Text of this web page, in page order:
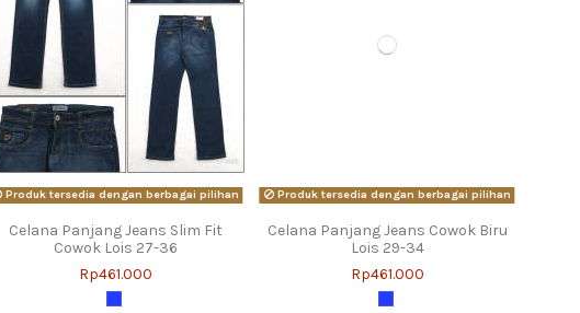
Produk tersedia dengan berbagai pilihan
Celana Panjang Jeans Slim Fit
Cowok Lois 27-36
Rp461.000
Produk tersedia dengan berbagai pilihan
Celana Panjang Jeans Cowok Biru
Lois 29-34
Rp461.000